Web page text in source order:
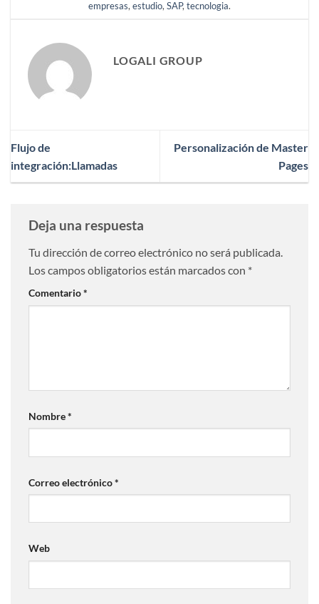
empresas,estudio,SAP,tecnologia.
LOGALI GROUP
Flujo de
integración:Llamadas
Personalización de Master
Pages
Deja una respuesta
Tu dirección de correo electrónico no será publicada.
Los campos obligatorios están marcados con *
Comentario*
Nombre*
Correo electrónico*
Web